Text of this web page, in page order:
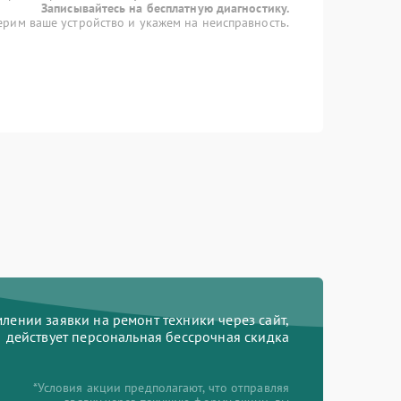
Записывайтесь на бесплатную диагностику.
ваше устройство и укажем на неисправность.
заявки на ремонт техники через сайт,
действует персональная бессрочная скидка
*Условия акции предполагают, что отправляя